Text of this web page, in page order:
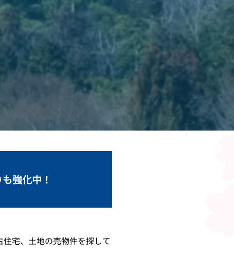
強化中！
住宅、土地の売物件を探して